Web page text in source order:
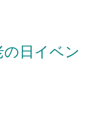
の日イベン